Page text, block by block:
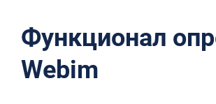
Функционал
Webim